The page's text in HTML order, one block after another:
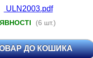
ULN2003.pdf
(6 шт.)
ДО КОШИКА